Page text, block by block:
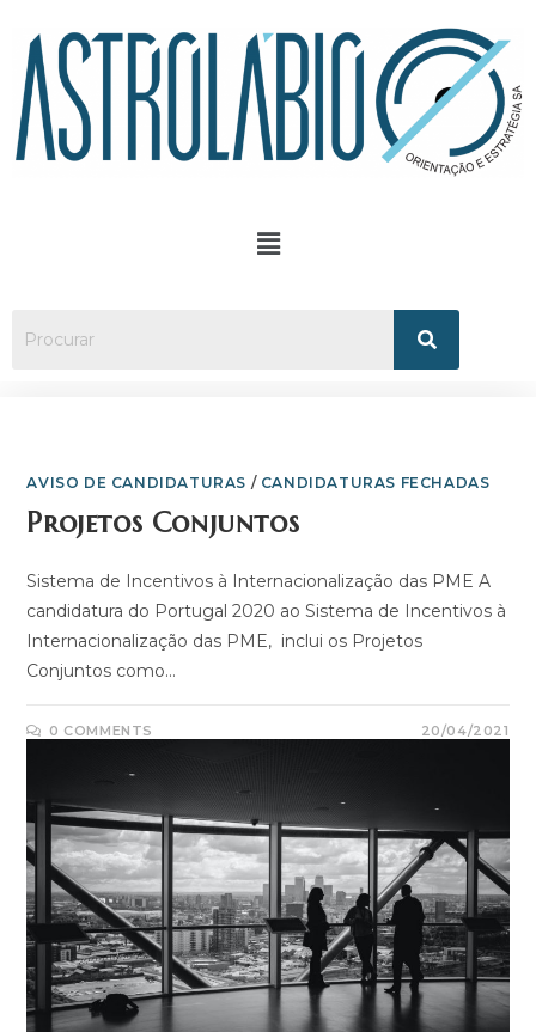
AVISO DE CANDIDATURAS / CANDIDATURAS FECHADAS
Projetos Conjuntos
Sistema de Incentivos à Internacionalização das PME A
candidatura do Portugal 2020 ao Sistema de Incentivos à
Internacionalização das PME, inclui os Projetos
Conjuntos como…
0 COMMENTS 20/04/2021